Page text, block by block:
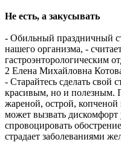
Не есть, а закусывать
- Обильный праздничный
нашего организма, -
гастроэнторологическим
2 Елена Михайловна
- Старайтесь сделать свой
красивым, но и полезным.
жареной, острой,
может вызвать
спровоцировать
страдает заболеваниями